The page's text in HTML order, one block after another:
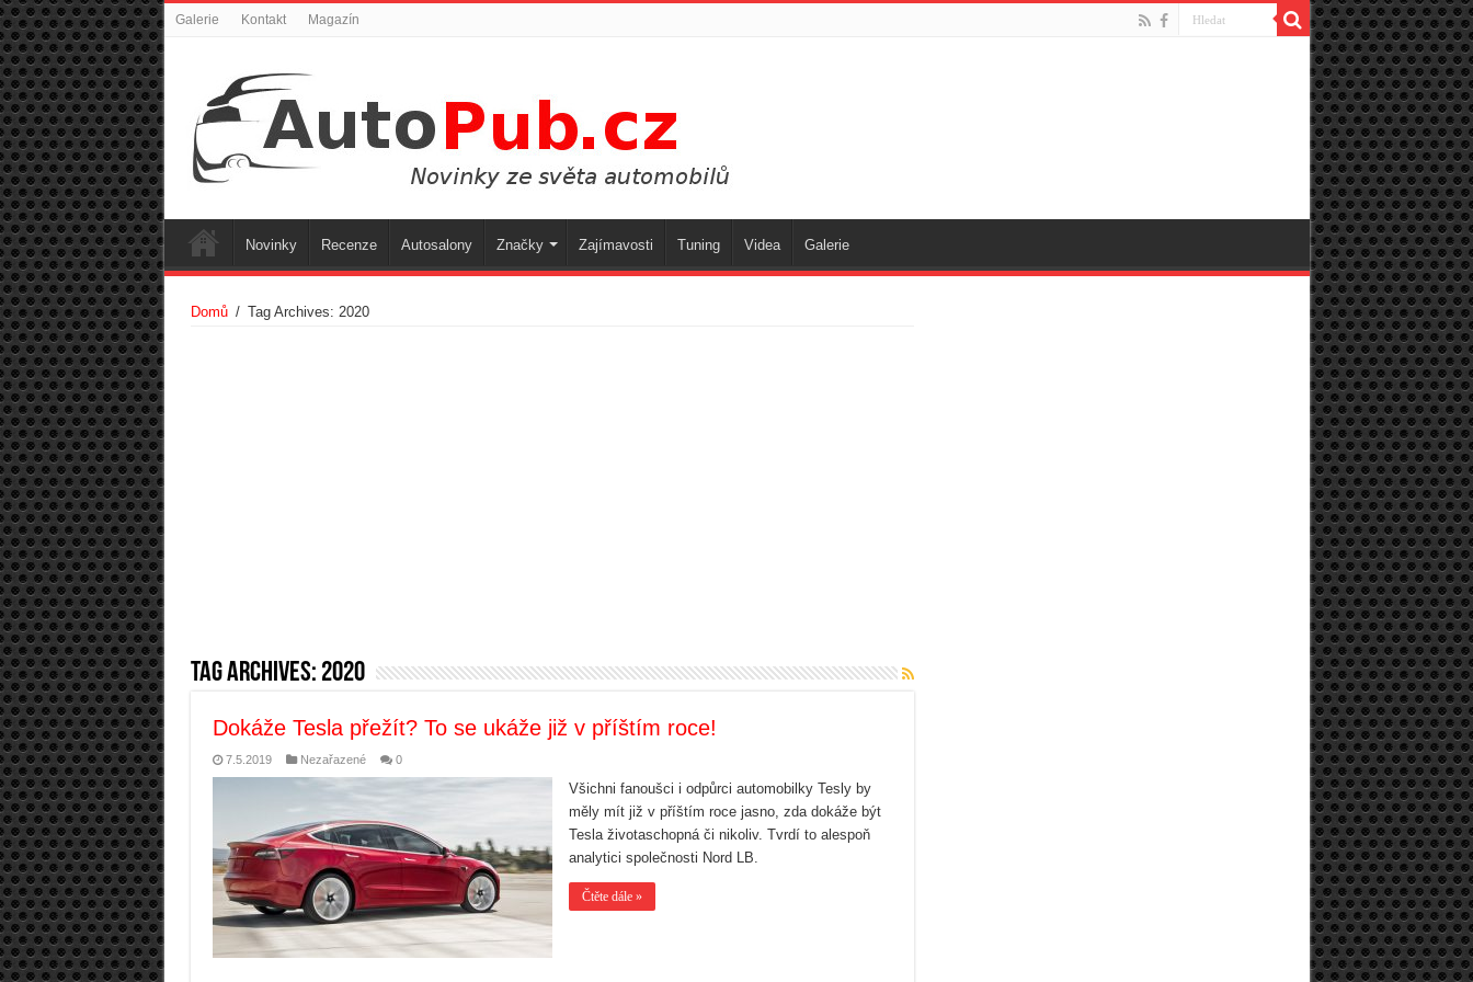
Galerie Kontakt Magazín
Novinky Recenze Autosalony Značky Zajímavosti Tuning Videa Galerie
Domů / Tag Archives: 2020
Tag Archives: 2020
Dokáže Tesla přežít? To se ukáže již v příštím roce!
7.5.2019 Nezařazené 0
Všichni fanoušci i odpůrci automobilky Tesly by
měly mít již v příštím roce jasno, zda dokáže být
Tesla životaschopná či nikoliv. Tvrdí to alespoň
analytici společnosti Nord LB.
Čtěte dále »